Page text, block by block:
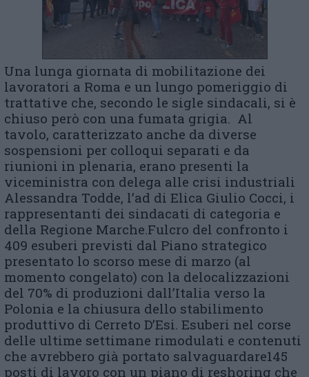
Una lunga giornata di mobilitazione dei
lavoratori a Roma e un lungo pomeriggio di
trattative che, secondo le sigle sindacali, si è
chiuso però con una fumata grigia. Al
tavolo, caratterizzato anche da diverse
sospensioni per colloqui separati e da
riunioni in plenaria, erano presenti la
viceministra con delega alle crisi industriali
Alessandra Todde, l’ad di Elica Giulio Cocci, i
rappresentanti dei sindacati di categoria e
della Regione Marche.Fulcro del confronto i
409 esuberi previsti dal Piano strategico
presentato lo scorso mese di marzo (al
momento congelato) con la delocalizzazioni
del 70% di produzioni dall’Italia verso la
Polonia e la chiusura dello stabilimento
produttivo di Cerreto D’Esi. Esuberi nel corse
delle ultime settimane rimodulati e contenuti
che avrebbero già portato salvaguardare145
posti di lavoro con un piano di reshoring che